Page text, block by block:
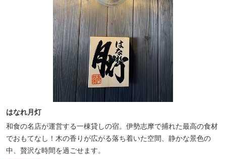
はなれ月灯
和食の名店が運営する一棟貸しの宿。伊勢志摩で捕れた最高の食材
でおもてなし！木の香りが広がる落ち着いた空間、静かな景色の
中、贅沢な時間を過ごせます。